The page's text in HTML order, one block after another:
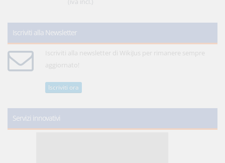
Iscriviti alla Newsletter
Iscriviti alla newsletter di WikiJus per rimanere sempre
aggiornato!
Iscriviti ora
Servizi innovativi